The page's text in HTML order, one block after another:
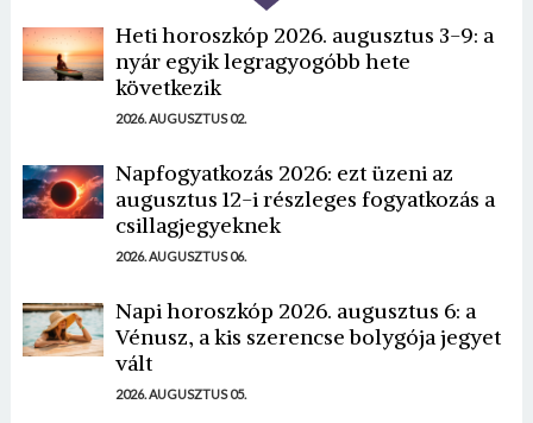
Heti horoszkóp 2026. augusztus 3-9: a
nyár egyik legragyogóbb hete
következik
2026. AUGUSZTUS 02.
Napfogyatkozás 2026: ezt üzeni az
augusztus 12-i részleges fogyatkozás a
csillagjegyeknek
2026. AUGUSZTUS 06.
Napi horoszkóp 2026. augusztus 6: a
Vénusz, a kis szerencse bolygója jegyet
vált
2026. AUGUSZTUS 05.